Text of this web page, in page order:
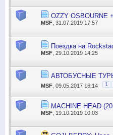
OZZY OSBOURNE
MSF , 31.07.2019 17:57
Поездка на
MSF , 29.10.2019 14:25
АВТОБУСНЫЕ
MSF , 09.05.2017 16:14 1
MACHINE HEAD
MSF , 19.10.2019 10:03